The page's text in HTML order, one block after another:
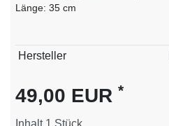
Länge: 35 cm
Technisches
Wert
Hersteller
49,00 EUR *
Inhalt 1 Stück